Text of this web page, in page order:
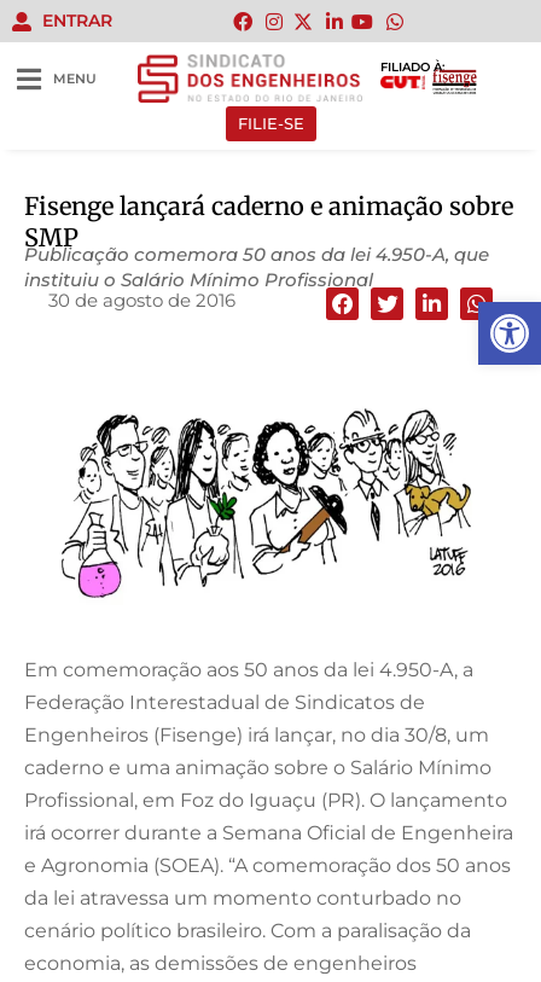
Abrir
ENTRAR
MENU
FILIADO À:
FILIE-SE
Fisenge lançará caderno e animação sobre
SMP
Publicação comemora 50 anos da lei 4.950-A, que
instituiu o Salário Mínimo Profissional
30 de agosto de 2016
Em comemoração aos 50 anos da lei 4.950-A, a
Federação Interestadual de Sindicatos de
Engenheiros (Fisenge) irá lançar, no dia 30/8, um
caderno e uma animação sobre o Salário Mínimo
Profissional, em Foz do Iguaçu (PR). O lançamento
irá ocorrer durante a Semana Oficial de Engenheira
e Agronomia (SOEA). “A comemoração dos 50 anos
da lei atravessa um momento conturbado no
cenário político brasileiro. Com a paralisação da
economia, as demissões de engenheiros